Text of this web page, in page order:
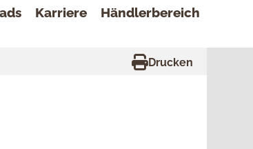
Karriere Händlerbereich
Drucken